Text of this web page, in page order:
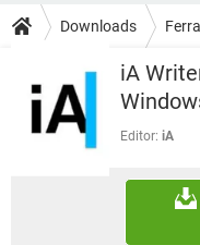
CELULAR
INSTAGRAM
GUIA DE COMPRAS
DICAS
CELULAR
OUTLOOK
DOWNLOADS
JOGOS
FÓRUM
Downloads
Tratamento de texto
iA
Editor: iA